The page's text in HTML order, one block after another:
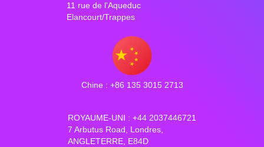
11 rue de l'Aqueduc
Elancourt/Trappes
Chine : +86 135 3015 2713
ROYAUME-UNI : +44 2037446721
7 Arbutus Road, Londres,
ANGLETERRE, E84D